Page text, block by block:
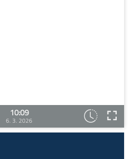
10:09
6. 3. 2026